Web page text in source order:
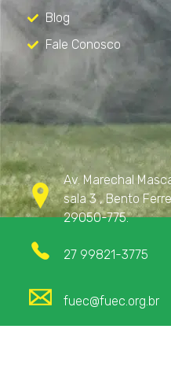
Blog
Fale Conosco
Contato
Av. Marechal
sala 3 , Bento
29050-775.
27 99821-3775
fuec@fuec.org.br